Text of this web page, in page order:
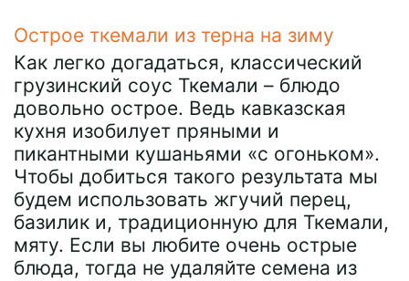
Острое ткемали из терна на зиму
Как легко догадаться, классический
грузинский соус Ткемали – блюдо
довольно острое. Ведь кавказская
кухня изобилует пряными и
пикантными кушаньями «с огоньком».
Чтобы добиться такого результата мы
будем использовать жгучий перец,
базилик и, традиционную для Ткемали,
мяту. Если вы любите очень острые
блюда, тогда не удаляйте семена из